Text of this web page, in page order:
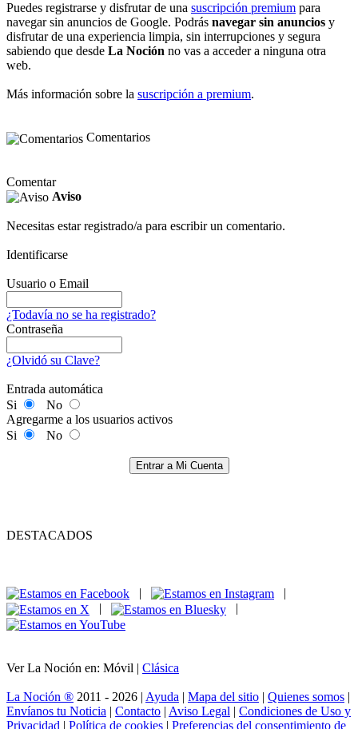
Puedes registrarse y disfrutar de una suscripción premium para
navegar sin anuncios de Google. Podrás navegar sin anuncios y
disfrutar de una experiencia limpia, sin interrupciones y segura
sabiendo que desde La Noción no vas a acceder a ninguna otra
web.
Más información sobre la suscripción a premium.
Comentarios
Comentar
Aviso
Necesitas estar registrado/a para escribir un comentario.
Identificarse
Usuario o Email
¿Todavía no se ha registrado?
Contraseña
¿Olvidó su Clave?
Entrada automática
Si
No
Agregarme a los usuarios activos
Si
No
Entrar a Mi Cuenta
DESTACADOS
|
|
|
|
Ver La Noción en: Móvil | Clásica
La Noción ® 2011 - 2026 | Ayuda | Mapa del sitio | Quienes somos |
Envíanos tu Noticia | Contacto | Aviso Legal | Condiciones de Uso y
Privacidad | Política de cookies | Preferencias del consentimiento de